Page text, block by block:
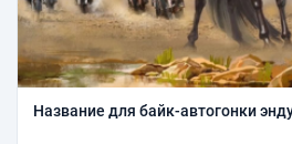
Название для байк-автогонки